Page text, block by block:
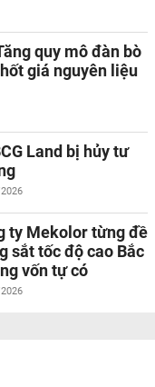
quy mô đàn bò
giá nguyên liệu
Land bị hủy tư
ty Mekolor từng đề
sắt tốc độ cao Bắc
vốn tự có